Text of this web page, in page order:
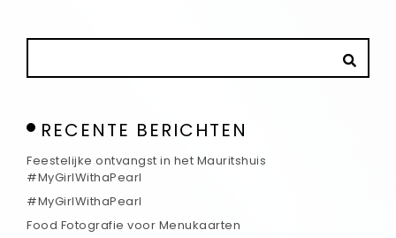
RECENTE BERICHTEN
Feestelijke ontvangst in het Mauritshuis
#MyGirlWithaPearl
#MyGirlWithaPearl
Food Fotografie voor Menukaarten